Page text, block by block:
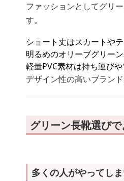
ファッションとしてグリ
す。
ショート丈はスカートや
明るめのオリーブグリー
軽量PVC素材は持ち運び
デザイン性の高いブラン
グリーン長靴選び
多くの人がやってし